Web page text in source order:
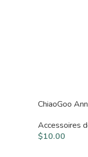
ChiaoGoo
Accessoires
$10.00